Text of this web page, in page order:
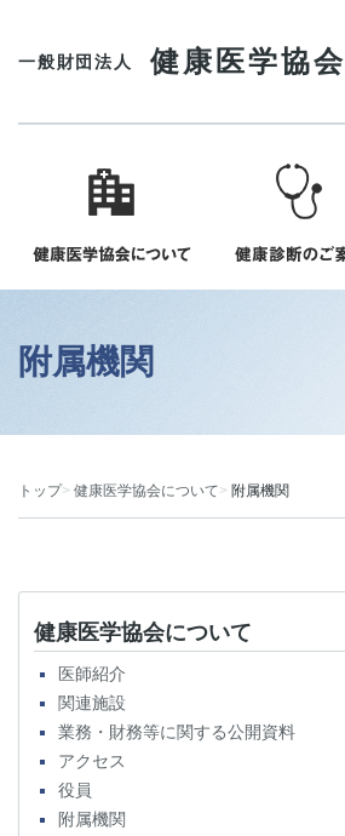
一般財団法人 健康医学協会
附属機関
トップ 健康医学協会について 附属機関
健康医学協会について
医師紹介
関連施設
業務・財務等に関する公開資料
アクセス
役員
附属機関